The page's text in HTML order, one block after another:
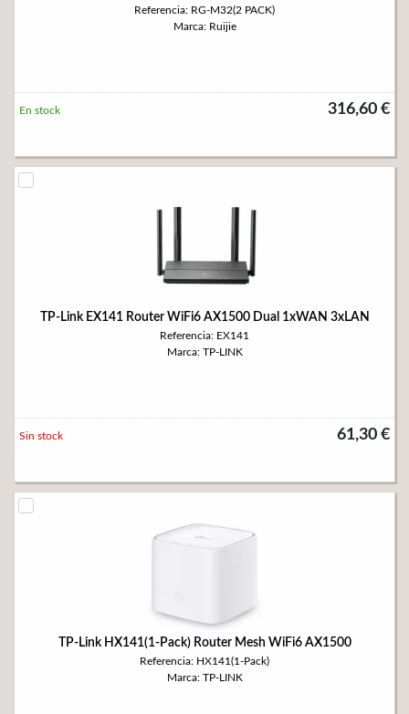
Referencia: RG-M32(2 PACK)
Marca: Ruijie
316,60 €
En stock
TP-Link EX141 Router WiFi6 AX1500 Dual 1xWAN 3xLAN
Referencia: EX141
Marca: TP-LINK
61,30 €
Sin stock
TP-Link HX141(1-Pack) Router Mesh WiFi6 AX1500
Referencia: HX141(1-Pack)
Marca: TP-LINK